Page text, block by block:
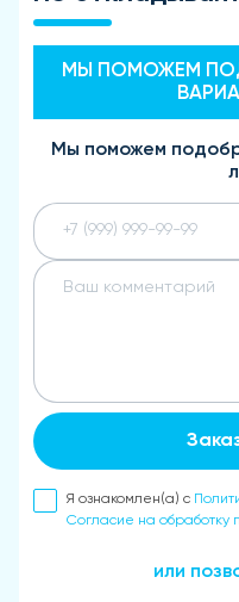
МЫ ПОМОЖЕМ
Мы поможем
Я ознакомлен(а) с
Согласие на обработку
или